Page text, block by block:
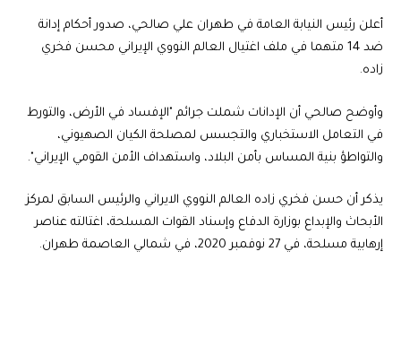
أعلن رئيس النيابة العامة في طهران علي صالحي، صدور أحكام إدانة
ضد 14 متهما في ملف اغتيال العالم النووي الإيراني محسن فخري
زاده.
وأوضح صالحي أن الإدانات شملت جرائم "الإفساد في الأرض، والتورط
في التعامل الاستخباري والتجسس لمصلحة الكيان الصهيوني،
والتواطؤ بنية المساس بأمن البلاد، واستهداف الأمن القومي الإيراني".
يذكر أن حسن فخري زاده العالم النووي الايراني والرئيس السابق لمركز
الأبحاث والإبداع بوزارة الدفاع وإسناد القوات المسلحة، اغتالته عناصر
إرهابية مسلحة، في 27 نوفمبر 2020، في شمالي العاصمة طهران.